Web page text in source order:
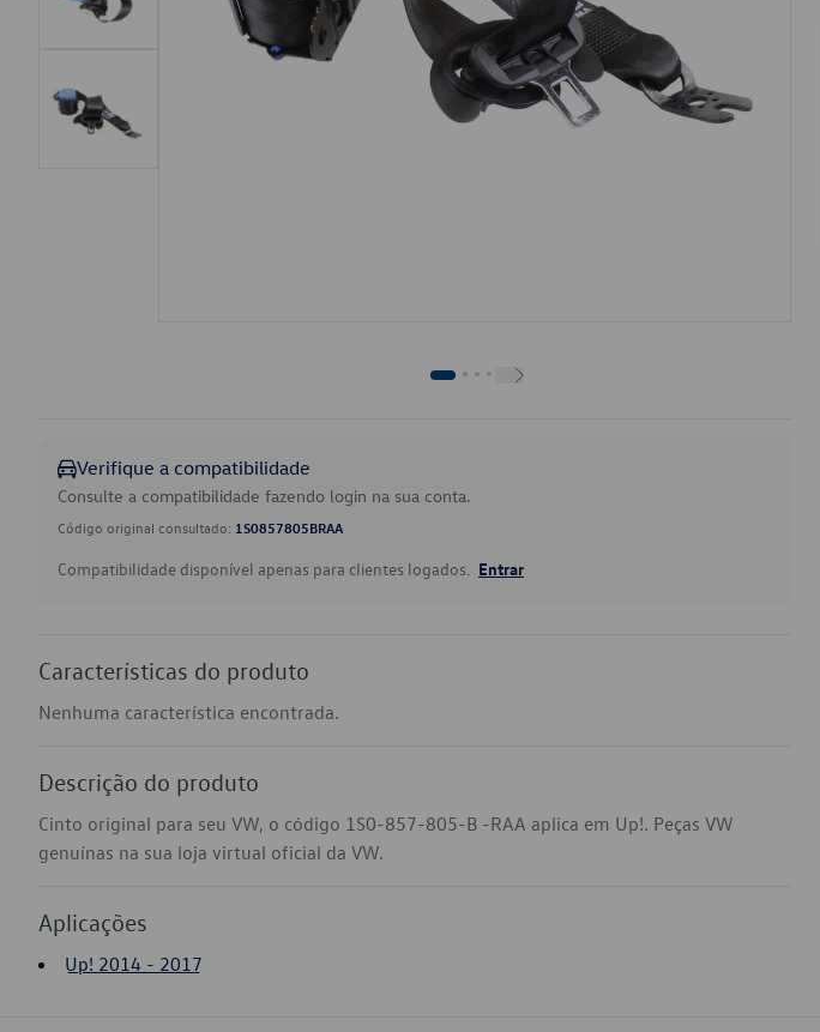
Verifique a compatibilidade
Consulte a compatibilidade fazendo login na sua conta.
Código original consultado: 1S0857805BRAA
Compatibilidade disponível apenas para clientes logados. Entrar
Características do produto
Nenhuma característica encontrada.
Descrição do produto
Cinto original para seu VW, o código 1S0-857-805-B -RAA aplica em Up!. Peças VW
genuínas na sua loja virtual oficial da VW.
Aplicações
Up! 2014 - 2017